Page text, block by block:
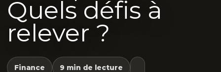
Quels défis à
relever ?
Finance 9 min de lecture